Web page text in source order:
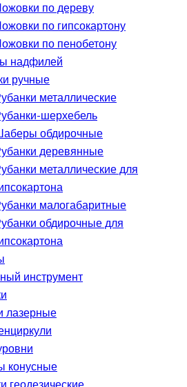
по дереву
по гипсокартону
по пенобетону
надфилей
ручные
металлические
шерхебель
обдирочные
деревянные
металлические для
малогабаритные
обдирочные для
инструмент
лазерные
конусные